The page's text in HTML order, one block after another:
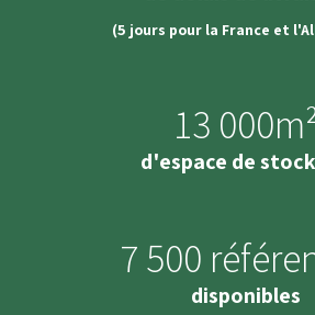
(5 jours pour la France et
13
d'espace de
7 500
disponibles